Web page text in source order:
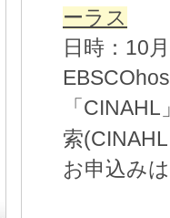
ーラス
日時：10
「
索
お申込みは